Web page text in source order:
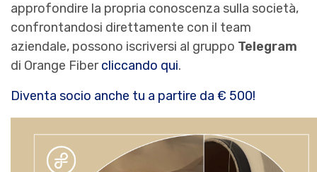
approfondire la propria conoscenza sulla società,
confrontandosi direttamente con il team
aziendale, possono iscriversi al gruppo Telegram
di Orange Fibercliccando qui.
Diventa socio anche tu a partire da € 500!